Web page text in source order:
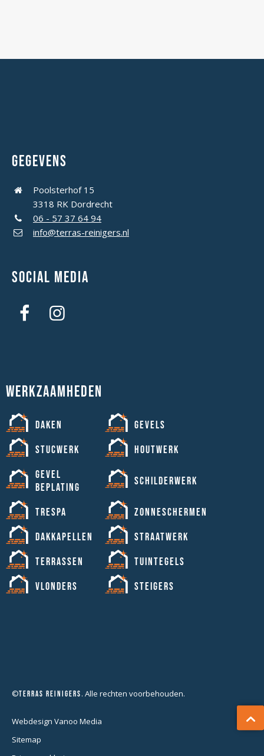
Gegevens
Poolsterhof 15
3318 RK Dordrecht
06 - 57 37 64 94
info@terras-reinigers.nl
Social media
Werkzaamheden
Daken
Gevels
Stucwerk
Houtwerk
Gevel
beplating
Schilderwerk
Trespa
Zonneschermen
Dakkapellen
Straatwerk
Terrassen
Tuintegels
Vlonders
Steigers
©Terras Reinigers. Alle rechten voorbehouden.
Webdesign Vanoo Media
Sitemap